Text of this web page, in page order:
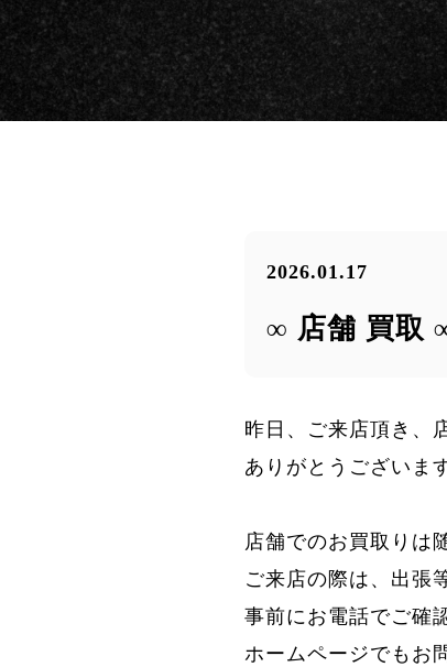
2026.01.17
∞ 店舗 買取
昨日、ご来店頂き、
ありがとうございま
店舗でのお買取りは
ご来店の際は、出張
事前にお電話でご確
ホームページでもお